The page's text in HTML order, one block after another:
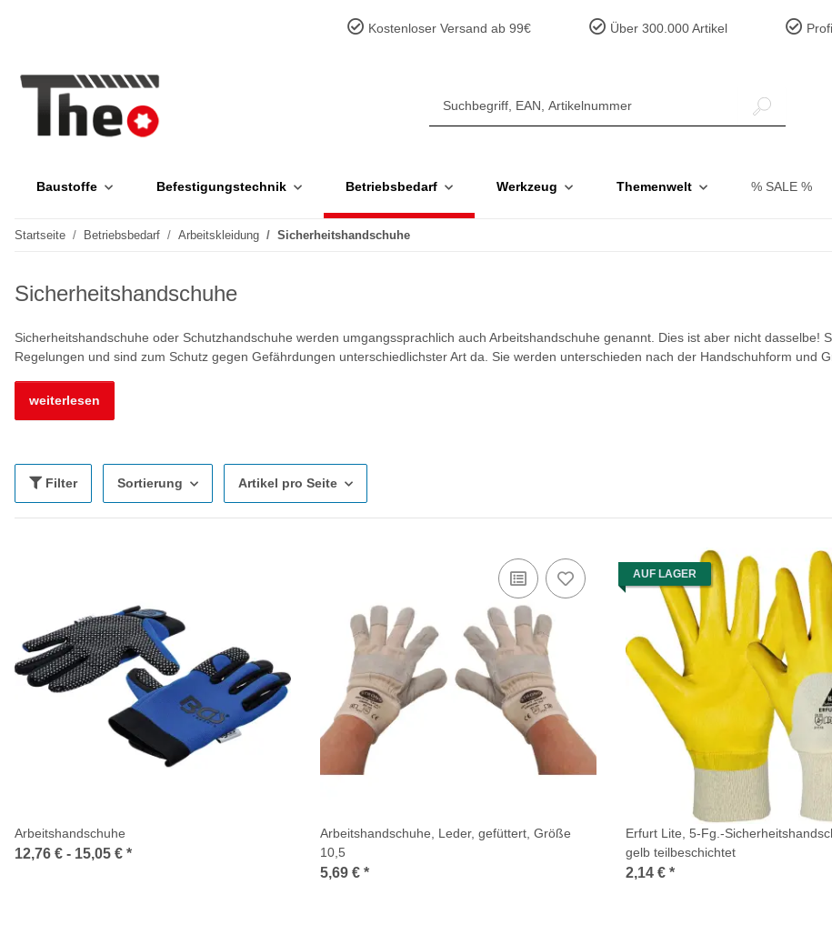
Kostenloser Versand ab 99€ Über 300.000 Artikel
Baustoffe Befestigungstechnik Betriebsbedarf Werkzeug Themenwelt % SALE %
Startseite Betriebsbedarf Arbeitskleidung Sicherheitshandschuhe
Sicherheitshandschuhe
Sicherheitshandschuhe oder Schutzhandschuhe werden umgangssprachlich auch Arbeitshandschuhe genannt. Dies ist aber nicht dasselbe!
Regelungen und sind zum Schutz gegen Gefährdungen unterschiedlichster Art da. Sie werden unterschieden nach der Handschuhform und
weiterlesen
Filter Sortierung Artikel pro Seite
Arbeitshandschuhe
12,76 € - 15,05 € *
Arbeitshandschuhe, Leder, gefüttert, Größe
10,5
5,69 € *
AUF LAGER
Erfurt Lite, 5-Fg.-
gelb teilbeschichtet
2,14 € *